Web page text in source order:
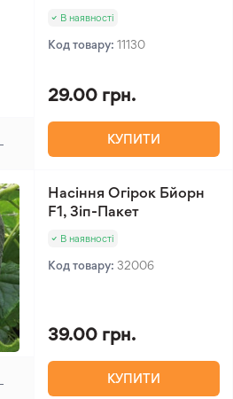
В наявності
Код товару: 11130
29.00 грн.
КУПИТИ
Насіння Огірок Бйорн
F1, Зіп-Пакет
В наявності
Код товару: 32006
39.00 грн.
КУПИТИ